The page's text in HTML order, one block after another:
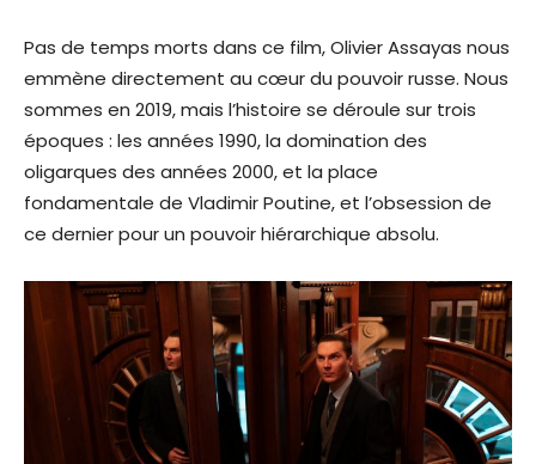
Pas de temps morts dans ce film, Olivier Assayas nous
emmène directement au cœur du pouvoir russe. Nous
sommes en 2019, mais l’histoire se déroule sur trois
époques : les années 1990, la domination des
oligarques des années 2000, et la place
fondamentale de Vladimir Poutine, et l’obsession de
ce dernier pour un pouvoir hiérarchique absolu.